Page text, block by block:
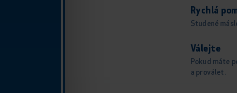
Rychlá
Studené
Válejte
Pokud máte
a proválet.